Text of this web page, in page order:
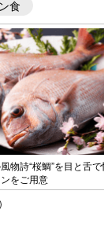
食
風物詩“桜鯛”を目と舌
をご用意